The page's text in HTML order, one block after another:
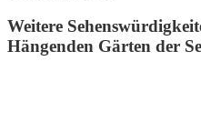
Weitere
Hängenden Gärten der